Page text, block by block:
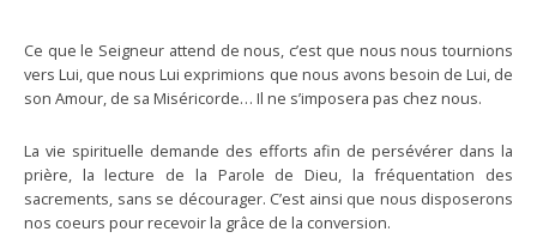
Ce que le Seigneur attend de nous, c’est que nous nous tournions
vers Lui, que nous Lui exprimions que nous avons besoin de Lui, de
son Amour, de sa Miséricorde… Il ne s’imposera pas chez nous.
La vie spirituelle demande des efforts afin de persévérer dans la
prière, la lecture de la Parole de Dieu, la fréquentation des
sacrements, sans se décourager. C’est ainsi que nous disposerons
nos coeurs pour recevoir la grâce de la conversion.